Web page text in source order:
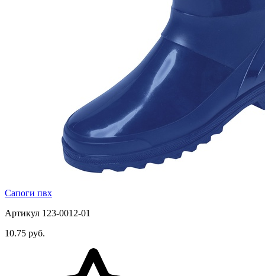
Сапоги пвх
Артикул 123-0012-01
10.75 руб.